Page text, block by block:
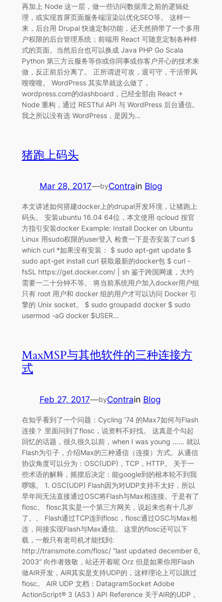
再加上 Node 这一层，做一些访问数据库之前的逻辑处
理，或实现首屏页面服务端渲染以优化SEO等。 这样一
来，后台用 Drupal 快速定制功能，还天然捎带了一个多用
户权限的后台管理系统；前端用 React 可随意定制各种样
式的页面。当然后台也可以换成 Java PHP Go Scala
Python 第三方云服务等你或你同事或你客户开心的技术来
做，反正前后分离了。 正所谓进可攻，退可守，干活带风
嗖嗖嗖。 WordPress 其实早就这么做了，
wordpress.com的dashboard，已经全部由 React +
Node 重构，通过 RESTful API 与 WordPress 后台通信。
我之所以没有选 WordPress，是因为…
猪跑上码头
Mar 28, 2017—byContrain Blog
本文讲述如何搭建docker上的drupal开发环境，让猪跑上
码头。 安装ubuntu 16.04 64位，本文使用 qcloud 按官
方指引安装docker Example: Install Docker on Ubuntu
Linux 用sudo权限的user登入 检查一下是否安装了curl $
which curl *如果没有安装： $ sudo apt-get update $
sudo apt-get install curl 获取最新的docker包 $ curl -
fsSL https://get.docker.com/ | sh 鉴于跨国网速，大约
需要一二十分钟不等。 将当前系统用户加入docker用户组
只有 root 用户和 docker 组的用户才可以访问 Docker 引
擎的 Unix socket。 $ sudo groupadd docker $ sudo
usermod -aG docker $USER…
MaxMSP与其他软件的三种连接方
式
Feb 27, 2017—byContrain Blog
在知乎看到了一个问题：Cycling ’74 的Max7如何与Flash
连接？ 里面问到了flosc，说资料不好找。 这真是个勾起
回忆的话题，很久很久以前，when I was young …… 就以
Flash为引子，介绍Max的三种通信（连接）方式。从通信
协议角度可以分为：OSC(UDP)，TCP，HTTP。 关于一
些术语的解释，摇摆后决定：能google到的根本轮不到我
啰嗦。 1. OSC(UDP) Flash因为对UDP支持不太好，所以
早年间无法直接通过OSC将Flash与Max相连接。于是有了
flosc。 flosc其实是一个第三方网关，说起来也有十几岁
了。。 Flash通过TCP连到flosc，flosc通过OSC与Max相
连，间接实现Flash与Max通信。 这里的flosc还可以下
载，一般只有老司机才能找到:
http://transmote.com/flosc/ “last updated december 6,
2003“ 向作者致敬，站还开着呢 Orz 但是如果你用Flash
做AIR开发，AIR其实是支持UDP的，这样理论上可以跳过
flosc。 AIR UDP 文档：DatagramSocket Adobe
ActionScript® 3 (AS3 ) API Reference 关于AIR的UDP，